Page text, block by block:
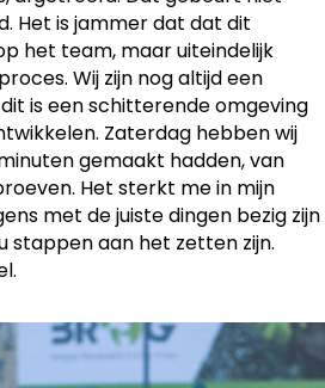
Het is jammer dat dat dit
het team, maar uiteindelijk
Wij zijn nog altijd een
is een schitterende omgeving
Zaterdag hebben wij
gemaakt hadden, van
Het sterkt me in mijn
met de juiste dingen bezig zijn
stappen aan het zetten zijn.